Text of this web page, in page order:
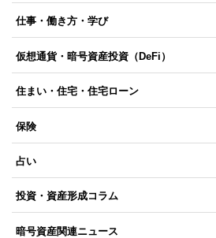
仕事・働き方・学び
仮想通貨・暗号資産投資（DeFi）
住まい・住宅・住宅ローン
保険
占い
投資・資産形成コラム
暗号資産関連ニュース